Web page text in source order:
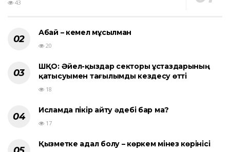
43
Абай – кемел мұсылман
20
ШҚО: Әйел-қыздар секторы ұстаздарының
қатысуымен тағылымды кездесу өтті
18
Исламда пікір айту әдебі бар ма?
17
Қызметке адал болу – көркем мінез көрінісі